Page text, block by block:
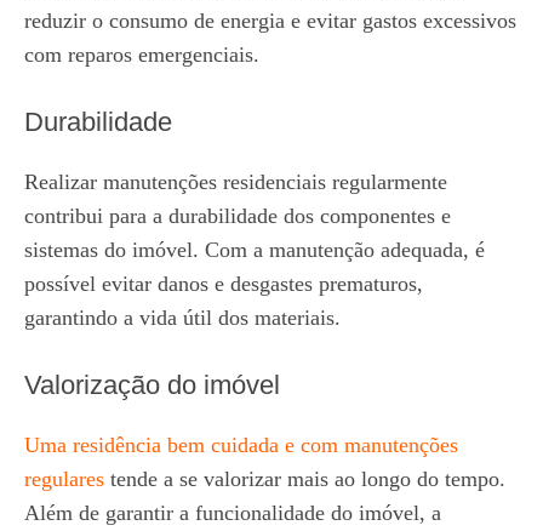
reduzir o consumo de energia e evitar gastos excessivos
com reparos emergenciais.
Durabilidade
Realizar manutenções residenciais regularmente
contribui para a durabilidade dos componentes e
sistemas do imóvel. Com a manutenção adequada, é
possível evitar danos e desgastes prematuros,
garantindo a vida útil dos materiais.
Valorização do imóvel
Uma residência bem cuidada e com manutenções
regulares tende a se valorizar mais ao longo do tempo.
Além de garantir a funcionalidade do imóvel, a